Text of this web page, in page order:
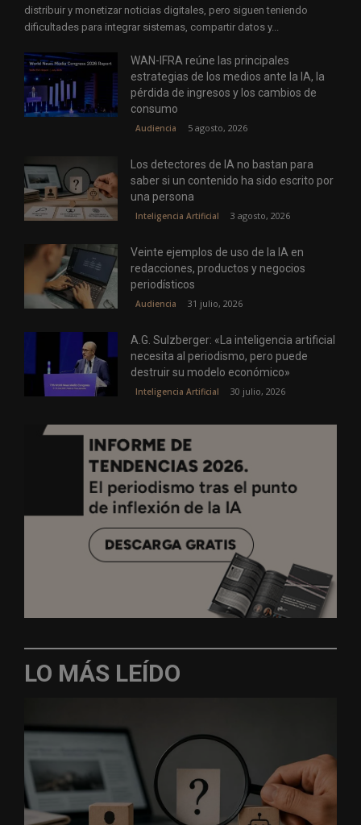
distribuir y monetizar noticias digitales, pero siguen teniendo
dificultades para integrar sistemas, compartir datos y...
WAN-IFRA reúne las principales
estrategias de los medios ante la IA, la
pérdida de ingresos y los cambios de
consumo
Audiencia 5 agosto, 2026
Los detectores de IA no bastan para
saber si un contenido ha sido escrito por
una persona
Inteligencia Artificial 3 agosto, 2026
Veinte ejemplos de uso de la IA en
redacciones, productos y negocios
periodísticos
Audiencia 31 julio, 2026
A.G. Sulzberger: «La inteligencia artificial
necesita al periodismo, pero puede
destruir su modelo económico»
Inteligencia Artificial 30 julio, 2026
LO MÁS LEÍDO